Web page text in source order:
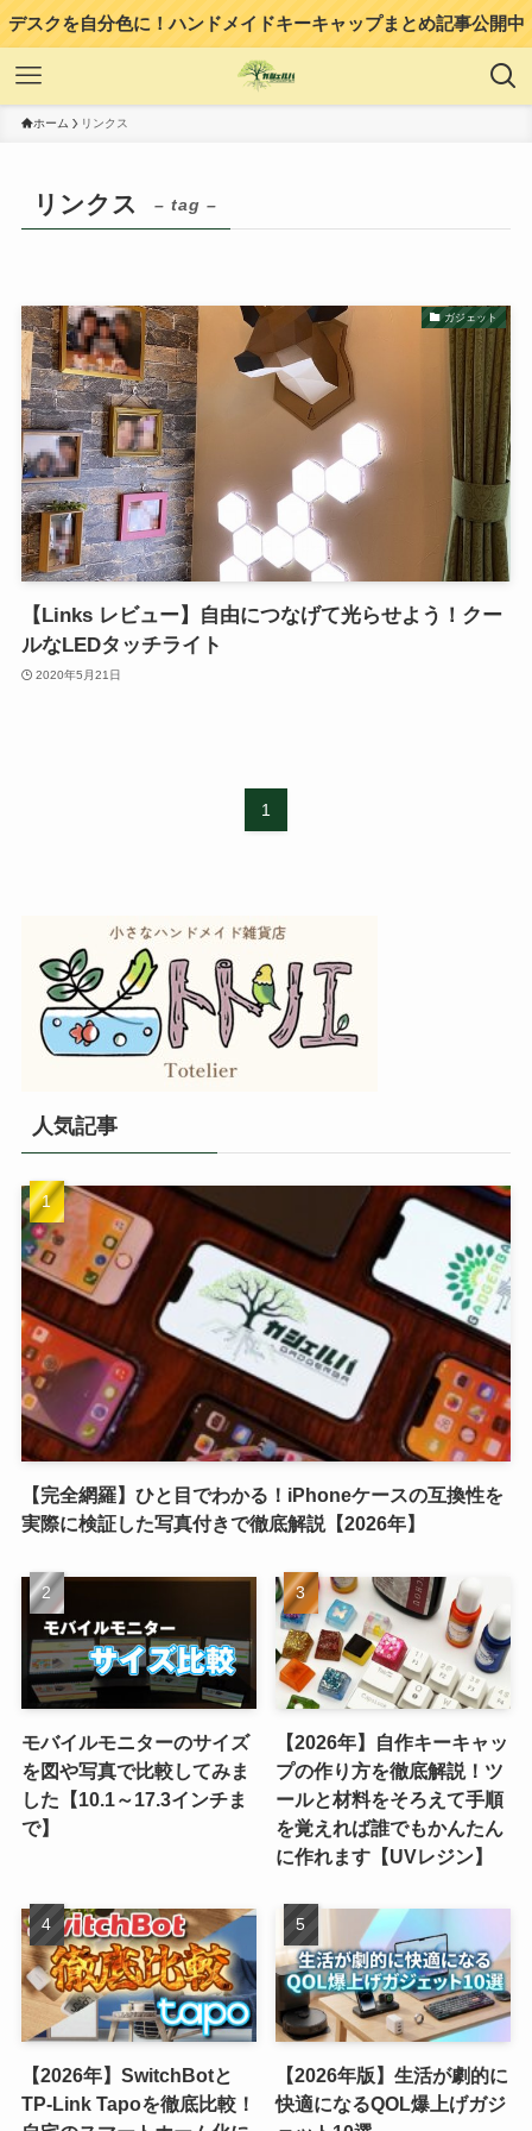
デスクを自分色に！ハンドメイドキーキャップまとめ記事公開中
ホーム リンクス
リンクス – tag –
ガジェット
【Links レビュー】自由につなげて光らせよう！クー
ルなLEDタッチライト
2020年5月21日
1
人気記事
【完全網羅】ひと目でわかる！iPhoneケースの互換性を
実際に検証した写真付きで徹底解説【2026年】
モバイルモニターのサイズ
を図や写真で比較してみま
した【10.1～17.3インチま
で】
【2026年】自作キーキャッ
プの作り方を徹底解説！ツ
ールと材料をそろえて手順
を覚えれば誰でもかんたん
に作れます【UVレジン】
【2026年】SwitchBotと
TP-Link Tapoを徹底比較！
【2026年版】生活が劇的に
快適になるQOL爆上げガジ